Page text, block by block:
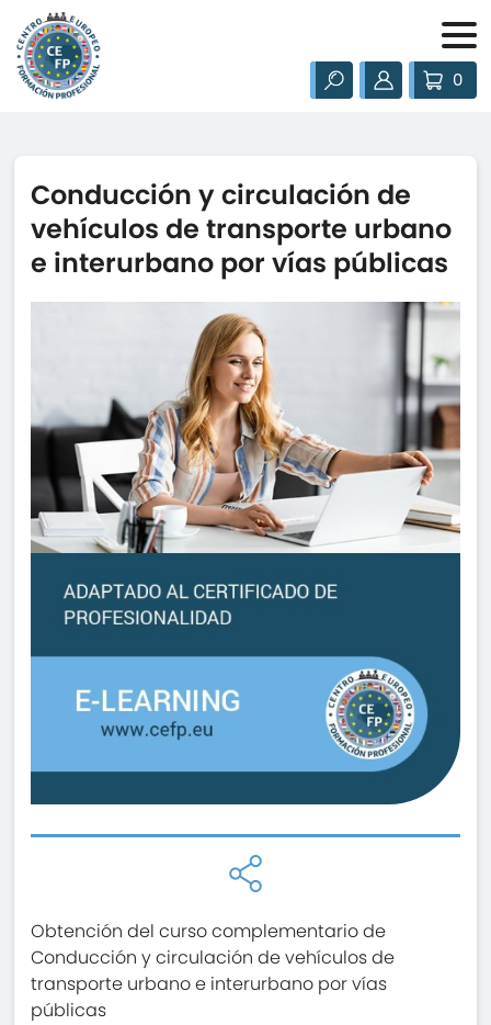
0
Conducción y circulación de
vehículos de transporte urbano
e interurbano por vías públicas
Obtención del curso complementario de
Conducción y circulación de vehículos de
transporte urbano e interurbano por vías
públicas